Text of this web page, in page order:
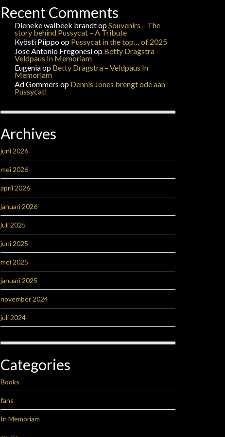
Recent Comments
Dieneke walbeek brandtopSouvenirs – The
story behind Pussycat – A Tribute
Kyösti Piippoop Pussycat in the top… of 2025
Jose Antonio Fregonesiop Betty Dragstra –
Veldpaus In Memoriam
Eugeniaop Betty Dragstra – Veldpaus In
Memoriam
Ad Gommers op Dennis Jones brengt ode aan
Pussycat!
Archives
juni 2026
mei 2026
april 2026
januari 2026
juli 2025
juni 2025
mei 2025
januari 2025
november 2024
juli 2024
Categories
Books
fans
In Memoriam